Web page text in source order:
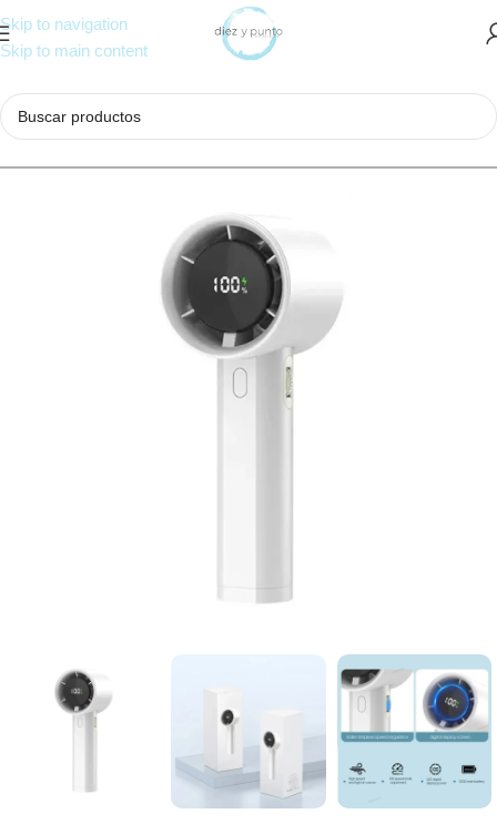
Skip to navigation
Skip to main content